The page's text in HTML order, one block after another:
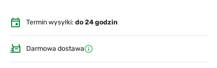
Termin wysyłki: do 24 godzin
Darmowa dostawa